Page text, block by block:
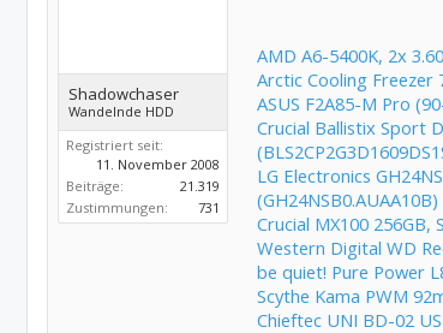
Shadowchaser
Wandelnde HDD
Registriert seit:
11. November 2008
Beiträge:
21.319
Zustimmungen:
731
AMD A6-5400K, 2x
Arctic Cooling Freezer
ASUS F2A85-M Pro
Crucial Ballistix Sport
LG Electronics
(GH24NSB0.AUAA10B)
Crucial MX100 256GB,
Western Digital WD
be quiet! Pure Power
Scythe Kama PWM
Chieftec UNI BD-02